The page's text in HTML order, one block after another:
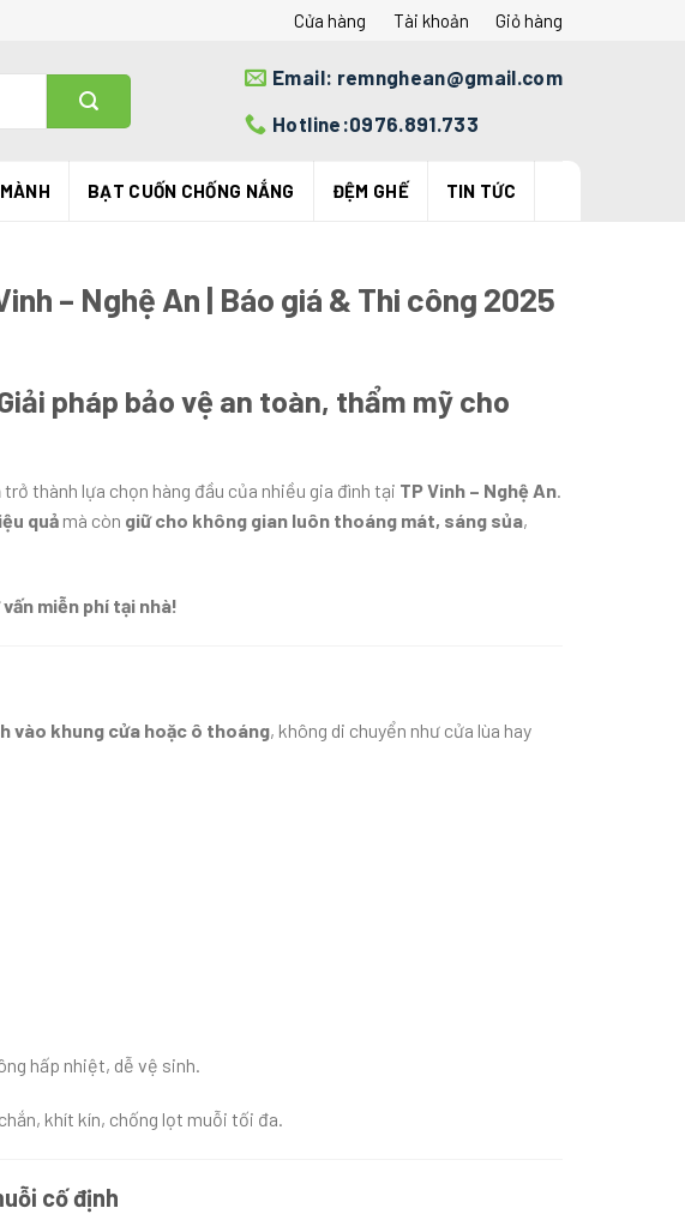
Cửa hàng Tài khoản Giỏ hàng
Email: remnghean@gmail.com
Hotline:0976.891.733
BẠT CUỐN CHỐNG NẮNG ĐỆM GHẾ TIN TỨC
– Nghệ An | Báo giá & Thi công 2025
pháp bảo vệ an toàn, thẩm mỹ cho
trở thành lựa chọn hàng đầu của nhiều gia đình tại TP Vinh – Nghệ An.
quả mà còn giữ cho không gian luôn thoáng mát, sáng sủa,
miễn phí tại nhà!
vào khung cửa hoặc ô thoáng, không di chuyển như cửa lùa hay
hấp nhiệt, dễ vệ sinh.
khít kín, chống lọt muỗi tối đa.
cố định